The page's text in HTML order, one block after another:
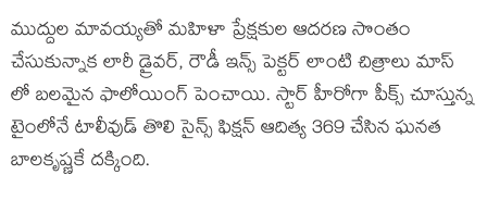
ముద్దుల మావయ్యతో మహిళా ప్రేక్షకుల ఆదరణ సొంతం
చేసుకున్నాక లారీ డ్రైవర్, రౌడీ ఇన్స్ పెక్టర్ లాంటి చిత్రాలు మాస్
లో బలమైన ఫాలోయింగ్ పెంచాయి. స్టార్ హీరోగా పీక్స్ చూస్తున్న
టైంలోనే టాలీవుడ్ తొలి సైన్స్ ఫిక్షన్ ఆదిత్య 369 చేసిన ఘనత
బాలకృష్ణకే దక్కింది.